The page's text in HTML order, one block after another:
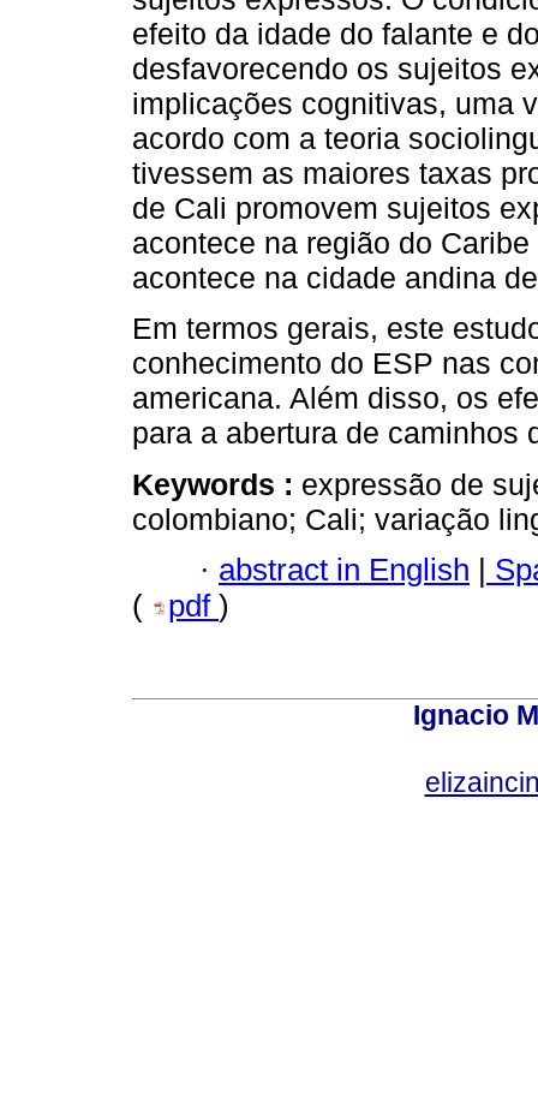
efeito da idade do falante e
desfavorecendo os sujeitos
implicações cognitivas, uma
acordo com a teoria
tivessem as maiores taxas
de Cali promovem sujeitos
acontece na região do
acontece na cidade andina
Em termos gerais, este
conhecimento do ESP nas
americana. Além disso, os
para a abertura de caminhos
Keywords : expressão de
colombiano; Cali; variação
· abstract in English
(
pdf )
Ignacio